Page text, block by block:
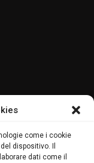
come i cookie
dispositivo. Il
dati come il